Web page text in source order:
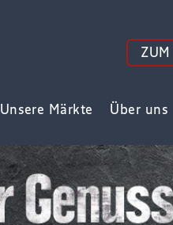
Unsere Märkte Über uns